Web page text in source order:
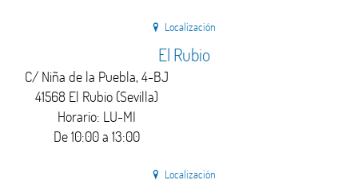
Localización
El Rubio
C/ Niña de la Puebla, 4-BJ
41568 El Rubio (Sevilla)
Horario: LU-MI
De 10:00 a 13:00
Localización